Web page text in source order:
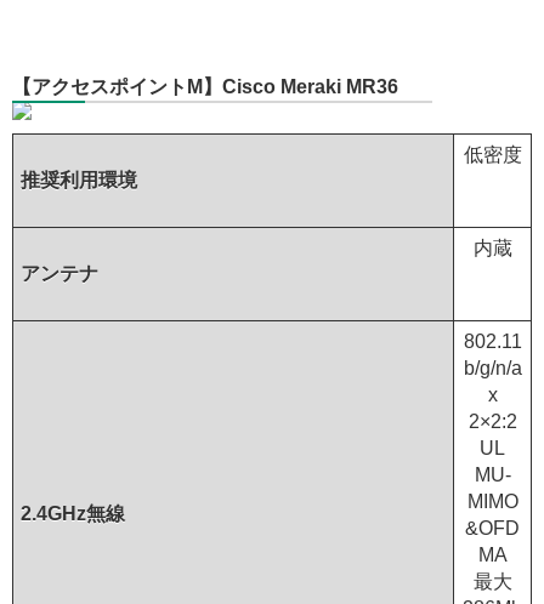
【アクセスポイントM】Cisco Meraki MR36
推奨利用環境
低密度
アンテナ
内蔵
2.4GHz無線
802.11
b/g/n/a
x
2×2:2
UL
MU-
MIMO
&OFD
MA
最大